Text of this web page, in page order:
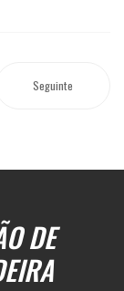
Seguinte
DE